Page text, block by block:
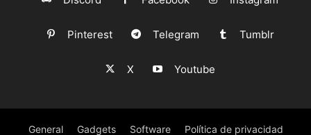
Pinterest Telegram Tumblr
X Youtube
General Gadgets Software Política de privacidad